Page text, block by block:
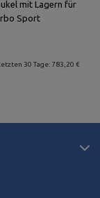
mit Lagern für
Sport
30 Tage: 783,20 €